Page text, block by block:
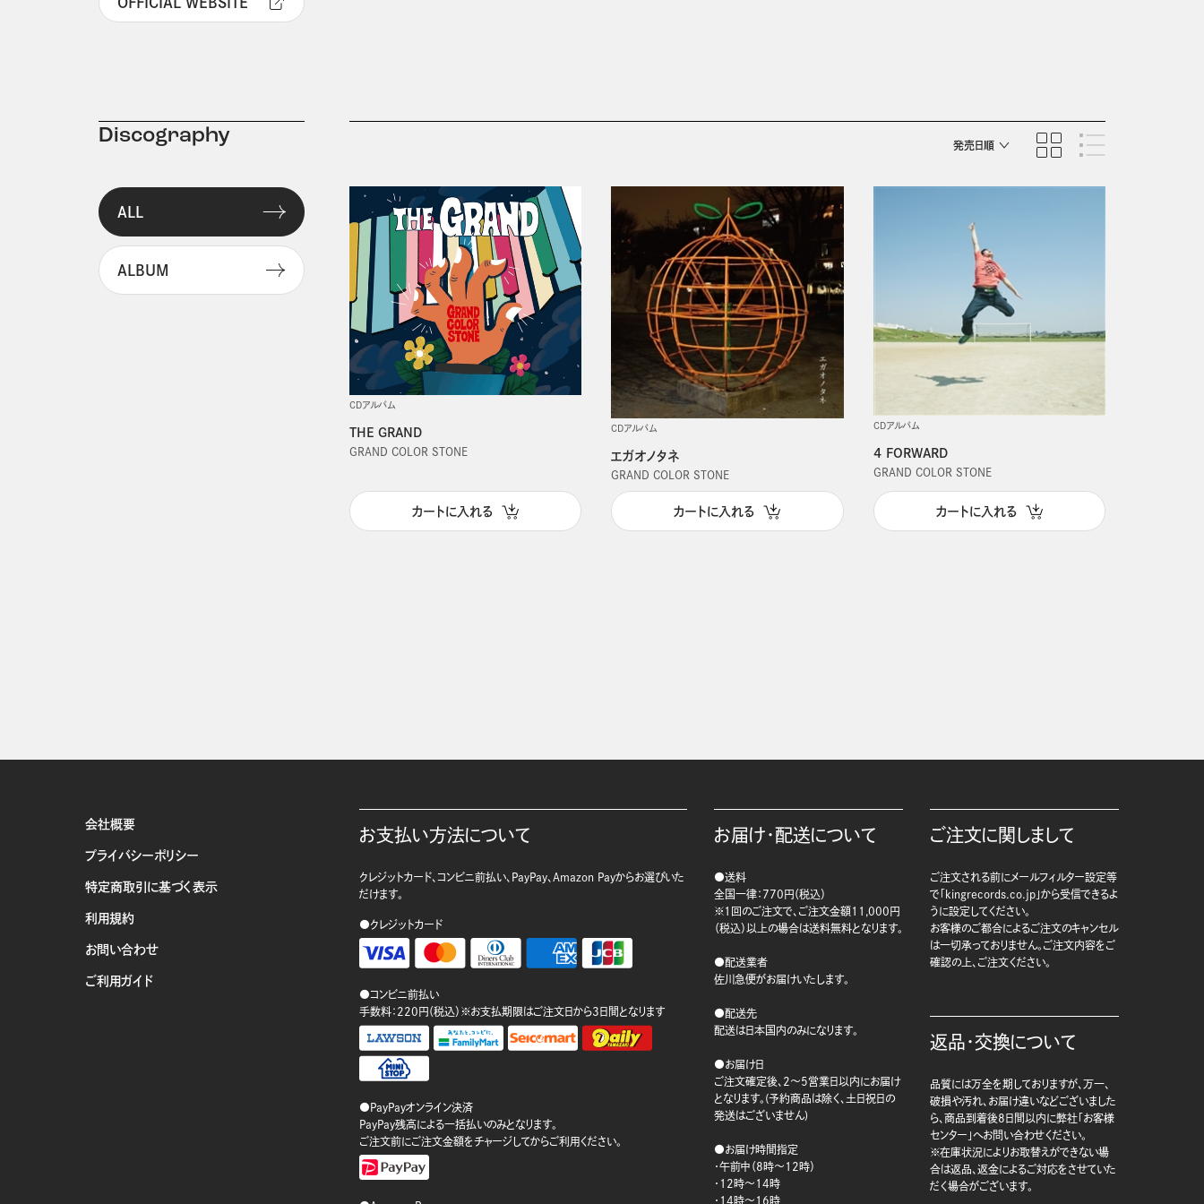
Discography
ALL
ALBUM
発売日順
CDアルバム
THE GRAND
GRAND COLOR STONE
カートに入れる
CDアルバム
エガオノタネ
GRAND COLOR STONE
カートに入れる
CDアルバム
4 FORWARD
GRAND COLOR STONE
カートに入れる
会社概要
プライバシーポリシー
特定商取引に基づく表示
利用規約
お問い合わせ
ご利用ガイド
お支払い方法について
クレジットカード、コンビニ前払い、PayPay、Amazon Payからお選びいた
だけます。
●クレジットカード
●コンビニ前払い
手数料：220円（税込）※お支払期限はご注文日から3日間となります
●PayPayオンライン決済
PayPay残高による一括払いのみとなります。
ご注文前にご注文金額をチャージしてからご利用ください。
お届け・配送について
●送料
全国一律：770円（税込）
※1回のご注文で、ご注文金額11,000円
（税込）以上の場合は送料無料となります。
●配送業者
佐川急便がお届けいたします。
●配送先
配送は日本国内のみになります。
●お届け日
ご注文確定後、2～5営業日以内にお届け
となります。(予約商品は除く、土日祝日の
発送はございません)
●お届け時間指定
・午前中（8時～12時）
・12時～14時
・14時～16時
ご注文に関しまして
ご注文される前にメールフィルター設定等
で「kingrecords.co.jp」から受信できるよ
うに設定してください。
お客様のご都合によるご注文のキャンセル
は一切承っておりません。ご注文内容をご
確認の上、ご注文ください。
返品・交換について
品質には万全を期しておりますが、万一、
破損や汚れ、お届け違いなどございました
ら、商品到着後8日間以内に弊社「お客様
センター」へお問い合わせください。
※在庫状況によりお取替えができない場
合は返品、返金によるご対応をさせていた
だく場合がございます。